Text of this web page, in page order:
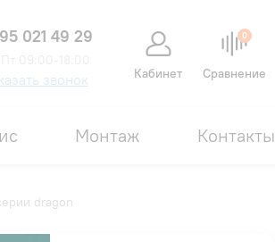
021 49 29
звонок Кабинет
0
Сравнение
Монтаж Контакты
dragon